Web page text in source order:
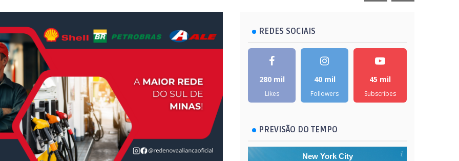
REDES SOCIAIS
280 mil
Likes
40 mil
Followers
45 mil
Subscribes
PREVISÃO DO TEMPO
New York City